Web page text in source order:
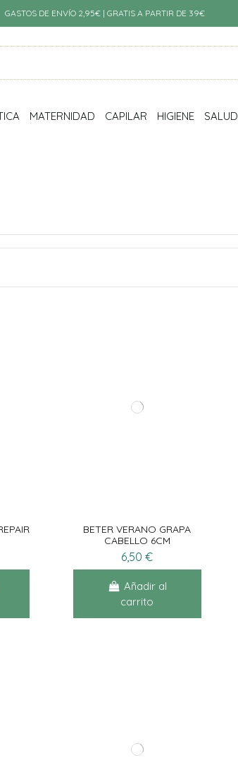
GASTOS DE ENVÍO 2,95€ | GRATIS A PARTIR DE 39€
MATERNIDAD CAPILAR HIGIENE SALUD
BETER VERANO GRAPA
CABELLO 6CM
6,50 €
Añadir al
carrito